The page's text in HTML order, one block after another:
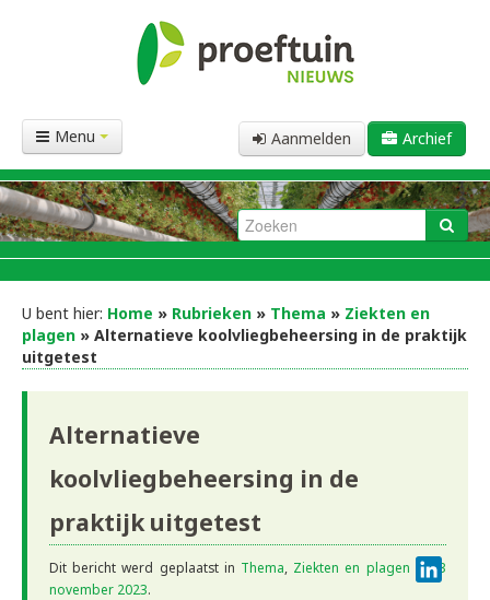
Aanmelden Archief
Menu
U bent hier: Home » Rubrieken » Thema » Ziekten en
plagen » Alternatieve koolvliegbeheersing in de praktijk
uitgetest
Alternatieve
koolvliegbeheersing in de
praktijk uitgetest
Dit bericht werd geplaatst in Thema, Ziekten en plagen op 3
november 2023.